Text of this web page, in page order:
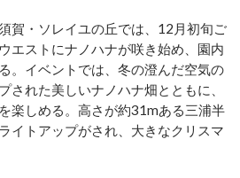
賀・ソレイユの丘では、12月初旬ご
エストにナノハナが咲き始め、園内
。イベントでは、冬の澄んだ空気の
された美しいナノハナ畑とともに、
楽しめる。高さが約31mある三浦半
イトアップがされ、大きなクリスマ